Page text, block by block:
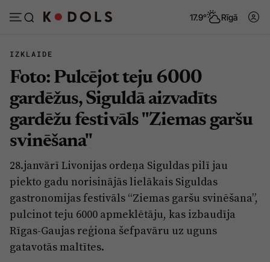
17.9° Rīgā
Abonēt Pieslēgties
Ziņas
Politika
Pašvaldības
Izglītība
Veselība
Ģimene
Tēmas
Dzīve un ticība
Ekonomika
Krimināli
IZKLAIDE
Foto: Pulcējot teju 6000
gardēžus, Siguldā aizvadīts
gardēžu festivāls "Ziemas garšu
svinēšana"
28.janvārī Livonijas ordeņa Siguldas pilī jau
piekto gadu norisinājās lielākais Siguldas
gastronomijas festivāls “Ziemas garšu svinēšana”,
pulcinot teju 6000 apmeklētāju, kas izbaudīja
Rīgas-Gaujas reģiona šefpavāru uz uguns
gatavotās maltītes.